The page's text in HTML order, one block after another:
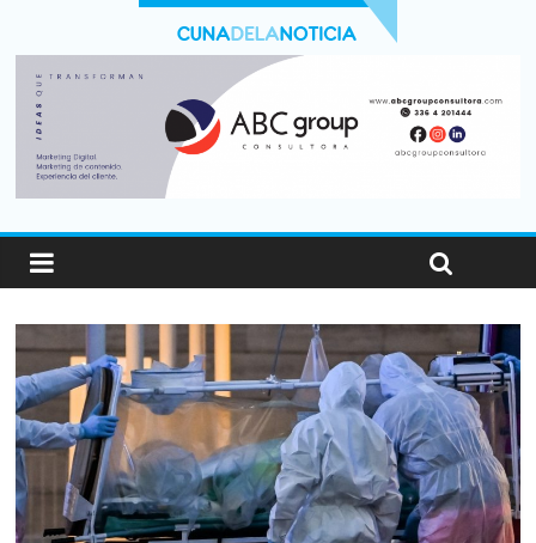
Fuerte caída de la venta de autos usados en julio: bajó un 12,6%